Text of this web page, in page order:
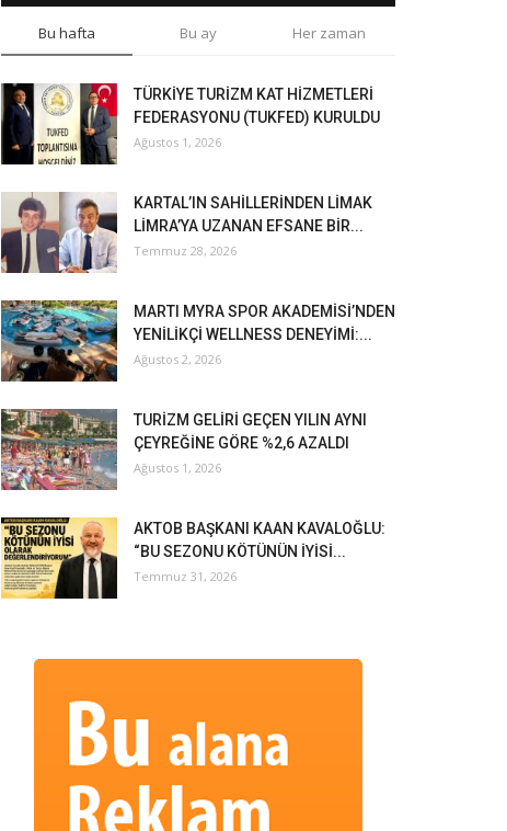
Bu hafta Bu ay Her zaman
TÜRKİYE TURİZM KAT HİZMETLERİ
FEDERASYONU (TUKFED) KURULDU
Ağustos 1, 2026
KARTAL’IN SAHİLLERİNDEN LİMAK
LİMRA’YA UZANAN EFSANE BİR...
Temmuz 28, 2026
MARTI MYRA SPOR AKADEMİSİ’NDEN
YENİLİKÇİ WELLNESS DENEYİMİ:...
Ağustos 2, 2026
TURİZM GELİRİ GEÇEN YILIN AYNI
ÇEYREĞİNE GÖRE %2,6 AZALDI
Ağustos 1, 2026
AKTOB BAŞKANI KAAN KAVALOĞLU:
“BU SEZONU KÖTÜNÜN İYİSİ...
Temmuz 31, 2026